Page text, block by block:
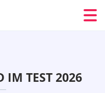
IM TEST 2026